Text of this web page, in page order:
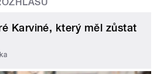
Karviné, který měl zůstat